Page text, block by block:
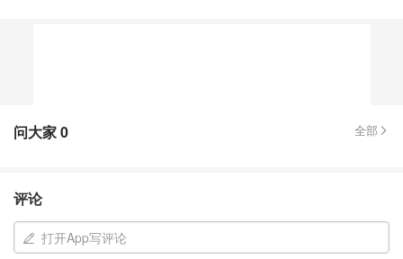
问大家0 全部
评论
打开App写评论